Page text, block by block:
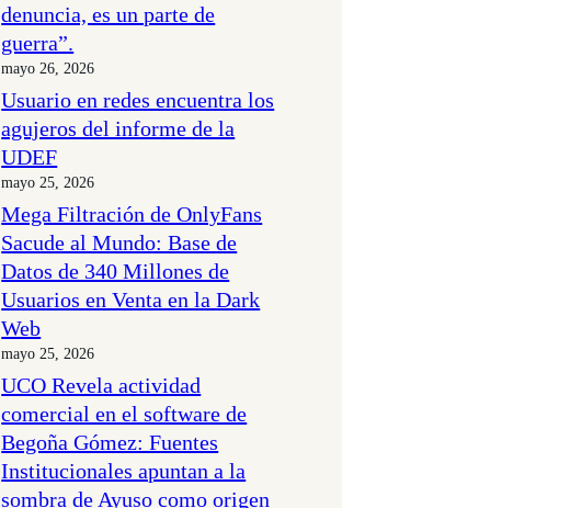
denuncia, es un parte de
guerra”.
mayo 26, 2026
Usuario en redes encuentra los
agujeros del informe de la
UDEF
mayo 25, 2026
Mega Filtración de OnlyFans
Sacude al Mundo: Base de
Datos de 340 Millones de
Usuarios en Venta en la Dark
Web
mayo 25, 2026
UCO Revela actividad
comercial en el software de
Begoña Gómez: Fuentes
Institucionales apuntan a la
sombra de Ayuso como origen